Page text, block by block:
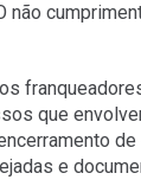
não
que
e